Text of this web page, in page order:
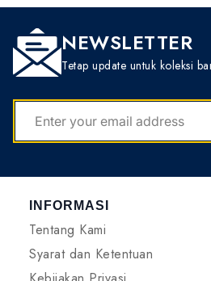
NEWSLETTER
Tetap update untuk koleksi
INFORMASI
Tentang Kami
Syarat dan Ketentuan